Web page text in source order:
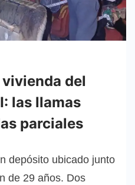
del
las llamas
parciales
depósito ubicado junto
de 29 años. Dos